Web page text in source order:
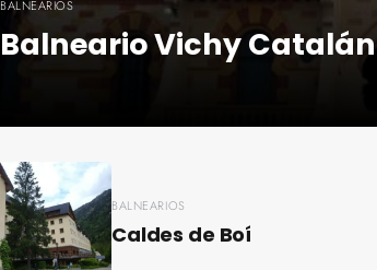
BALNEARIOS
Balneario Vichy Catalán
BALNEARIOS
Caldes de Boí